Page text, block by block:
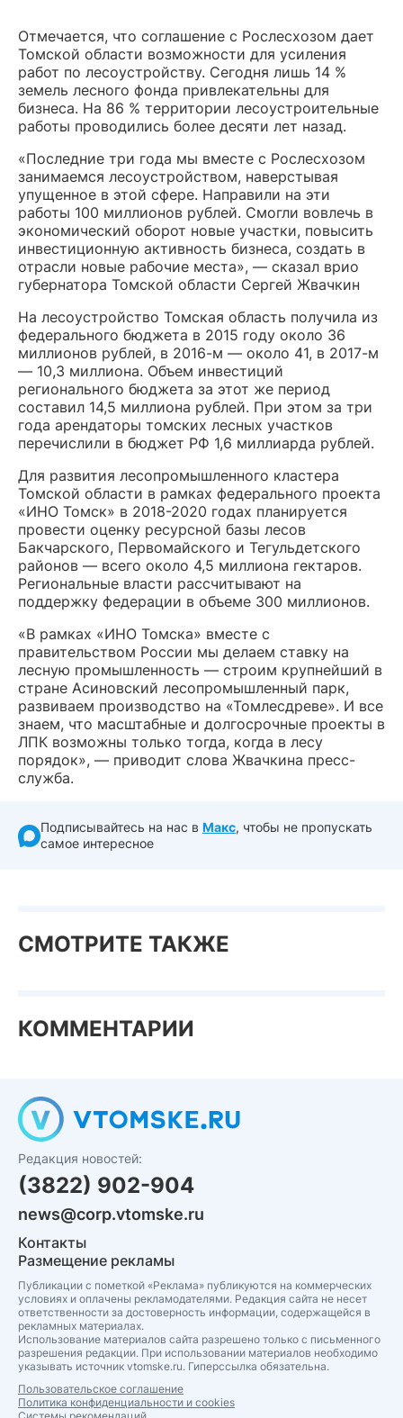
Отмечается, что соглашение с Рослесхозом дает
Томской области возможности для усиления
работ по лесоустройству. Сегодня лишь 14 %
земель лесного фонда привлекательны для
бизнеса. На 86 % территории лесоустроительные
работы проводились более десяти лет назад.
«Последние три года мы вместе с Рослесхозом
занимаемся лесоустройством, наверстывая
упущенное в этой сфере. Направили на эти
работы 100 миллионов рублей. Смогли вовлечь в
экономический оборот новые участки, повысить
инвестиционную активность бизнеса, создать в
отрасли новые рабочие места», — сказал врио
губернатора Томской области Сергей Жвачкин
На лесоустройство Томская область получила из
федерального бюджета в 2015 году около 36
миллионов рублей, в 2016-м — около 41, в 2017-м
— 10,3 миллиона. Объем инвестиций
регионального бюджета за этот же период
составил 14,5 миллиона рублей. При этом за три
года арендаторы томских лесных участков
перечислили в бюджет РФ 1,6 миллиарда рублей.
Для развития лесопромышленного кластера
Томской области в рамках федерального проекта
«ИНО Томск» в 2018-2020 годах планируется
провести оценку ресурсной базы лесов
Бакчарского, Первомайского и Тегульдетского
районов — всего около 4,5 миллиона гектаров.
Региональные власти рассчитывают на
поддержку федерации в объеме 300 миллионов.
«В рамках «ИНО Томска» вместе с
правительством России мы делаем ставку на
лесную промышленность — строим крупнейший в
стране Асиновский лесопромышленный парк,
развиваем производство на «Томлесдреве». И все
знаем, что масштабные и долгосрочные проекты в
ЛПК возможны только тогда, когда в лесу
порядок», — приводит слова Жвачкина пресс-
служба.
Подписывайтесь на нас в Макс, чтобы не пропускать
самое интересное
СМОТРИТЕ ТАКЖЕ
КОММЕНТАРИИ
Редакция новостей:
(3822) 902-904
news@corp.vtomske.ru
Контакты
Размещение рекламы
Публикации с пометкой «Реклама» публикуются на коммерческих
условиях и оплачены рекламодателями. Редакция сайта не несет
ответственности за достоверность информации, содержащейся в
рекламных материалах.
Использование материалов сайта разрешено только с письменного
разрешения редакции. При использовании материалов необходимо
указывать источник vtomske.ru. Гиперссылка обязательна.
Пользовательское соглашение
Политика конфиденциальности и cookies